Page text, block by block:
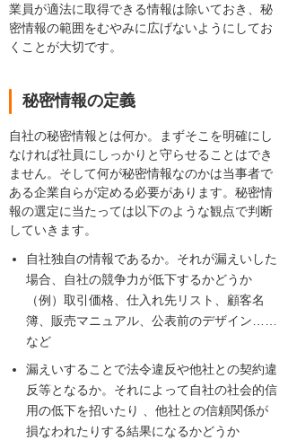
業員が適法に取得できる情報は除いておき、秘
密情報の範囲をむやみに広げないようにしてお
くことが大切です。
秘密情報の定義
自社の秘密情報とは何か。まずそこを明確にし
なければ社員にしっかりと守らせることはでき
ません。そして何が秘密情報なのかは当事者で
ある企業自らが定める必要があります。秘密情
報の選定に当たっては以下のような観点で判断
していきます。
自社独自の情報であるか。それが漏えいした
場合、自社の競争力が低下するかどうか
（例）取引価格、仕入れ先リスト、顧客名
簿、販売マニュアル、公表前のデザイン……
など
漏えいすることで法令違反や他社との契約違
反等となるか。それによって自社の社会的信
用の低下を招いたり 、他社との信頼関係が
損なわれたりする結果になるかどうか